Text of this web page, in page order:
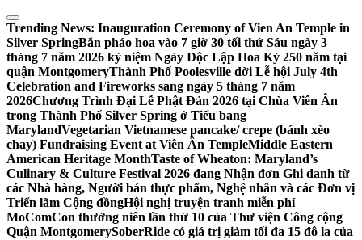
Skip
to
content
Trending News: Inauguration Ceremony of Vien An Temple in
Silver SpringBắn pháo hoa vào 7 giờ 30 tối thứ Sáu ngày 3
tháng 7 năm 2026 kỷ niệm Ngày Độc Lập Hoa Kỳ 250 năm tại
quận MontgomeryThành Phố Poolesville dời Lễ hội July 4th
Celebration and Fireworks sang ngày 5 tháng 7 năm
2026Chương Trình Đại Lễ Phật Đản 2026 tại Chùa Viên Ân
trong Thành Phố Silver Spring ở Tiểu bang
MarylandVegetarian Vietnamese pancake/ crepe (bánh xèo
chay) Fundraising Event at Viên Ân TempleMiddle Eastern
American Heritage MonthTaste of Wheaton: Maryland’s
Culinary & Culture Festival 2026 đang Nhận đơn Ghi danh từ
các Nhà hàng, Người bán thực phẩm, Nghệ nhân và các Đơn vị
Triển lãm Cộng đồngHội nghị truyện tranh miễn phí
MoComCon thường niên lần thứ 10 của Thư viện Công cộng
Quận MontgomerySoberRide có giá trị giảm tối đa 15 đô la của